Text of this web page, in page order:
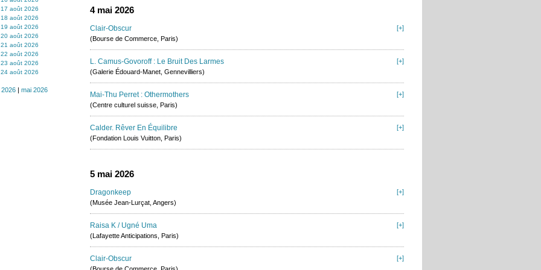
17 août 2026
18 août 2026
19 août 2026
20 août 2026
21 août 2026
22 août 2026
23 août 2026
24 août 2026
| mai 2026
4 mai 2026
Clair-Obscur
[+]
(Bourse de Commerce, Paris)
L. Camus-Govoroff : Le Bruit Des Larmes
[+]
(Galerie Édouard-Manet, Gennevilliers)
Mai-Thu Perret : Othermothers
[+]
(Centre culturel suisse, Paris)
Calder. Rêver En Équilibre
[+]
(Fondation Louis Vuitton, Paris)
5 mai 2026
Dragonkeep
[+]
(Musée Jean-Lurçat, Angers)
Raisa K / Ugné Uma
[+]
(Lafayette Anticipations, Paris)
Clair-Obscur
[+]